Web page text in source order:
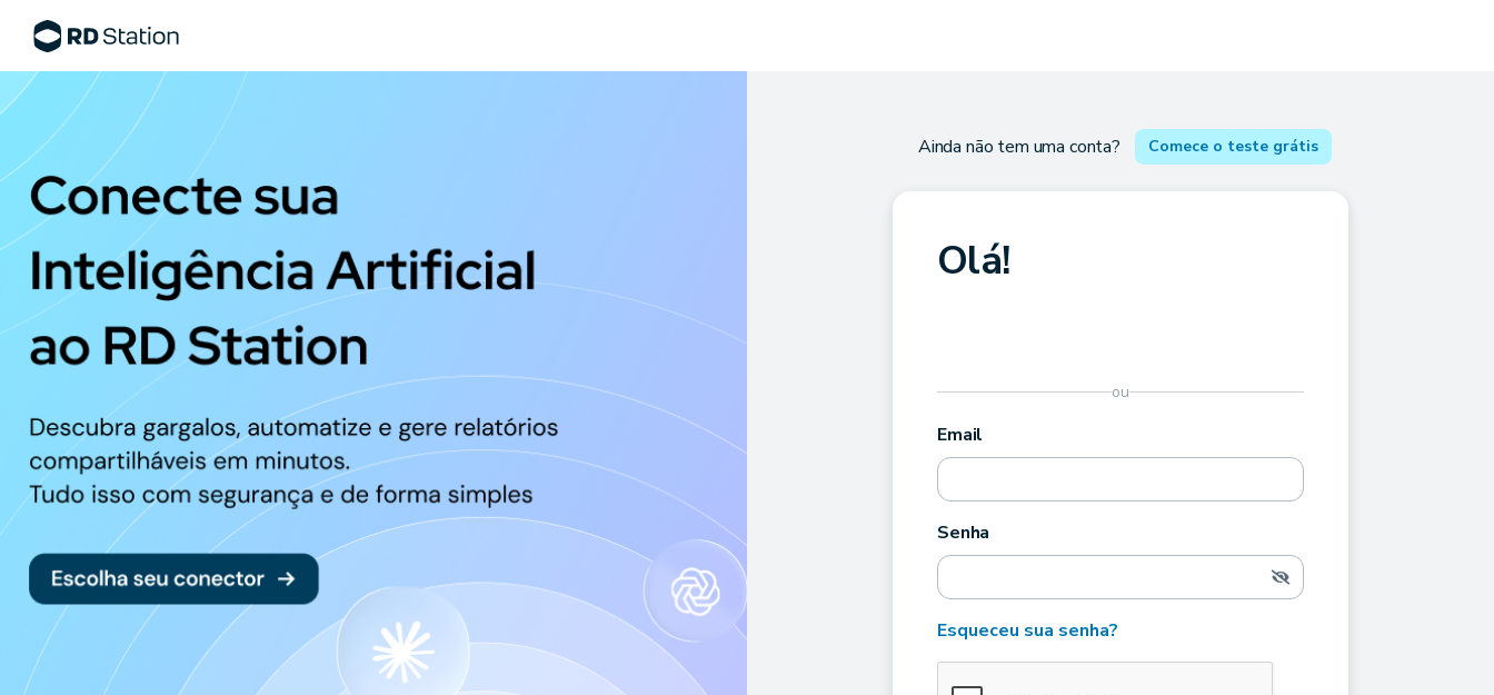
Ainda não tem uma conta? Comece o teste grátis
Olá!
ou
Email
Senha
Esqueceu sua senha?